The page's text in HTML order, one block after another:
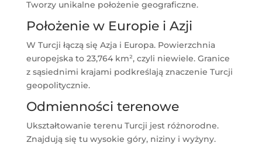
Tworzy unikalne położenie geograficzne.
Położenie w Europie i Azji
W Turcji łączą się Azja i Europa. Powierzchnia
europejska to 23,764 km², czyli niewiele. Granice
z sąsiednimi krajami podkreślają znaczenie Turcji
geopolitycznie.
Odmienności terenowe
Ukształtowanie terenu Turcji jest różnorodne.
Znajdują się tu wysokie góry, niziny i wyżyny.